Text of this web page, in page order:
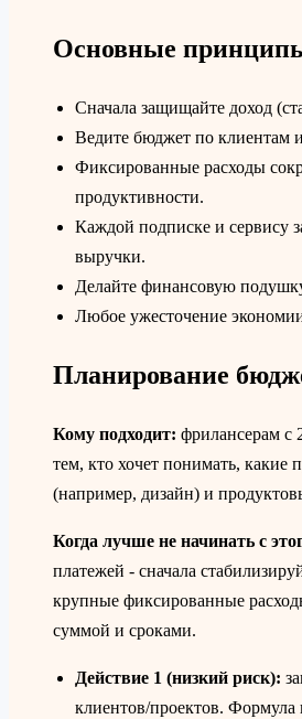
Основные
Сначала защищайте доход
Ведите бюджет по клиентам
Фиксированные расходы
продуктивности.
Каждой подписке и сервису
выручки.
Делайте финансовую
Любое ужесточение
Планирование
Кому подходит: фрилансерам с
тем, кто хочет понимать, какие
(например, дизайн) и
Когда лучше не начинать с
платежей - сначала
крупные фиксированные
суммой и сроками.
Действие 1 (низкий риск):
клиентов/проектов. Формула